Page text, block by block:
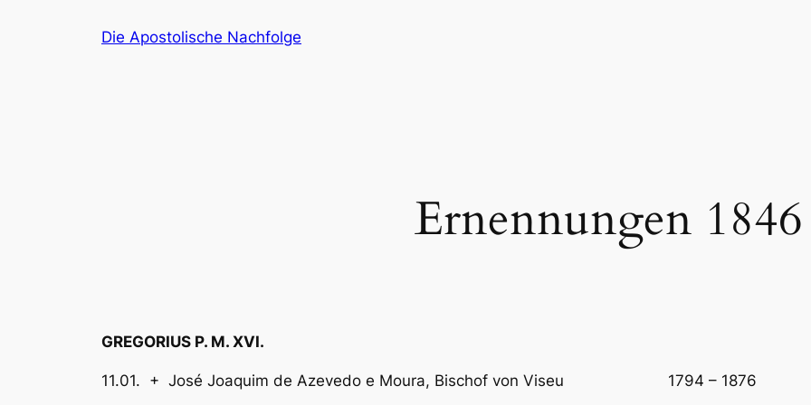
Die Apostolische Nachfolge
Ernennungen 1846
GREGORIUS P. M. XVI.
11.01. + José Joaquim de Azevedo e Moura, Bischof von Viseu 1794 – 1876